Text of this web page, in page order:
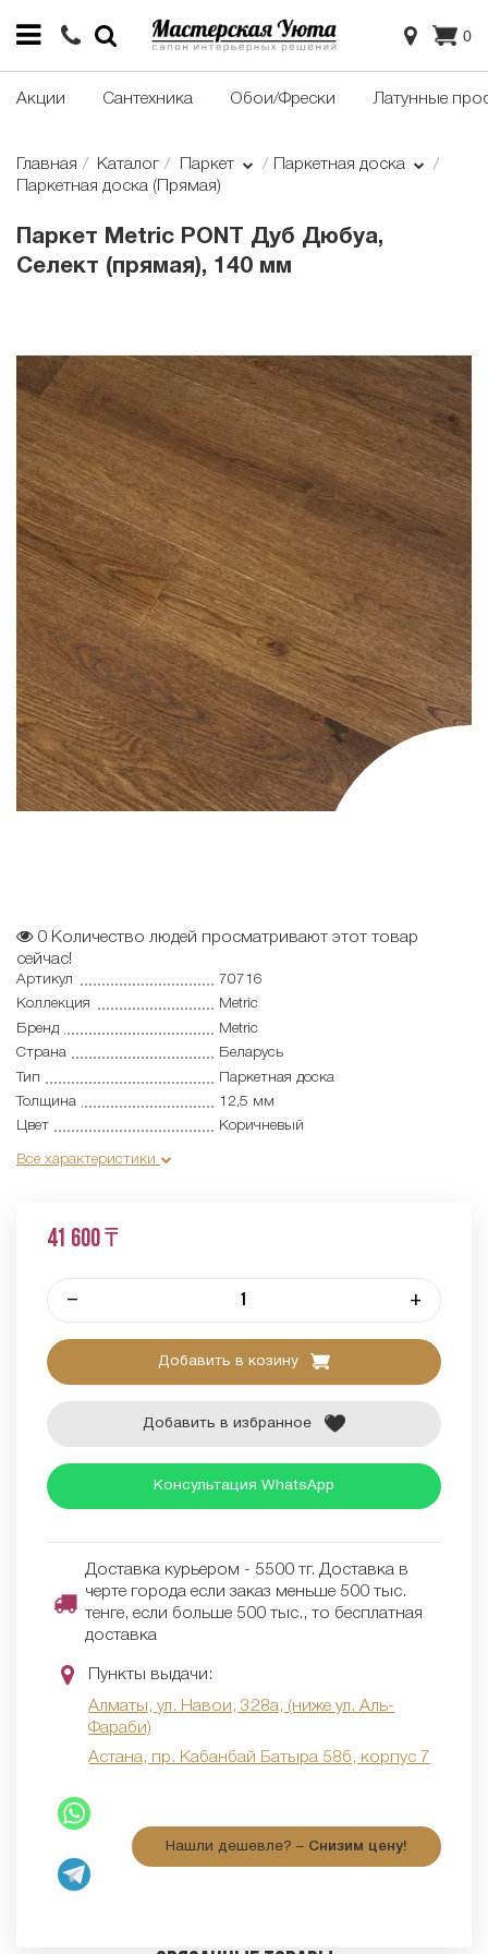
0
Акции Сантехника Обои/Фрески Латунные
Главная Каталог Паркет
Паркетная доска
Паркетная доска (Прямая)
Паркет Metric PONT Дуб Дюбуа,
Селект (прямая), 140 мм
0 Количество людей просматривают этот товар
сейчас!
Артикул
70716
Коллекция
Metric
Бренд
Metric
Страна
Беларусь
Тип
Паркетная доска
Толщина
12,5 мм
Цвет
Коричневый
Все характеристики
41 600 ₸
– +
Добавить в козину
Добавить в избранное
Консультация WhatsApp
Доставка курьером - 5500 тг. Доставка в
черте города если заказ меньше 500 тыс.
тенге, если больше 500 тыс., то бесплатная
доставка
Пункты выдачи:
Алматы, ул. Навои, 328а, (ниже ул. Аль-
Фараби)
Астана, пр. Кабанбай Батыра 58б, корпус 7
Нашли дешевле? – Снизим цену!